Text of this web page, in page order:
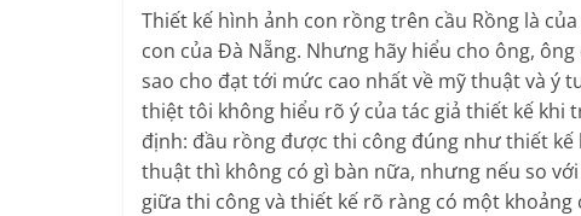
Thiết kế hình ảnh con rồng trên cầu Rồng là
con của Đà Nẵng. Nhưng hãy hiểu cho ông,
sao cho đạt tới mức cao nhất về mỹ thuật và ý
thiệt tôi không hiểu rõ ý của tác giả thiết kế khi
định: đầu rồng được thi công đúng như thiết
thuật thì không có gì bàn nữa, nhưng nếu so
giữa thi công và thiết kế rõ ràng có một